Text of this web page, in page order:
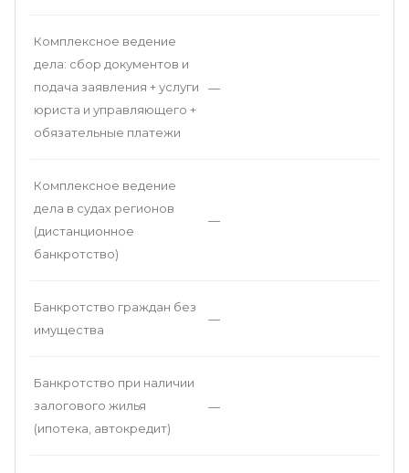
Комплексное ведение
дела: сбор документов и
подача заявления + услуги
юриста и управляющего +
обязательные платежи
—
Комплексное ведение
дела в судах регионов
(дистанционное
банкротство)
—
Банкротство граждан без
имущества
—
Банкротство при наличии
залогового жилья
(ипотека, автокредит)
—